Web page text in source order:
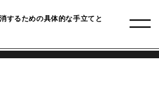
するための具体的な手立てと